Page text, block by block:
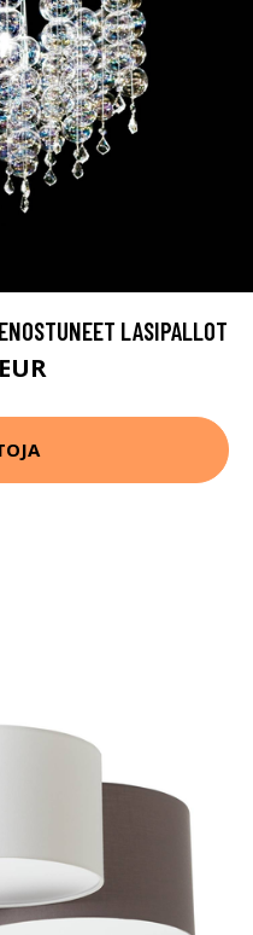
LASIPALLOT